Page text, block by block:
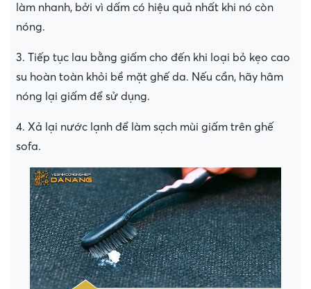
làm nhanh, bởi vì dấm có hiệu quả nhất khi nó còn
nóng.
3. Tiếp tục lau bằng giấm cho đến khi loại bỏ kẹo cao
su hoàn toàn khỏi bề mặt ghế da. Nếu cần, hãy hâm
nóng lại giấm để sử dụng.
4. Xả lại nước lạnh để làm sạch mùi giấm trên ghế
sofa.